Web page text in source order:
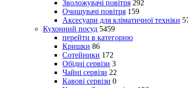
Зволожувачі повітря 292
Очищувачі повітря 159
Аксесуари для кліматичної техніки
Кухонний посуд 5459
перейти в категорию
Кришки 86
Сотейники 172
Обідні сервізи 3
Чайні сервізи 22
Кавові сервізи 0